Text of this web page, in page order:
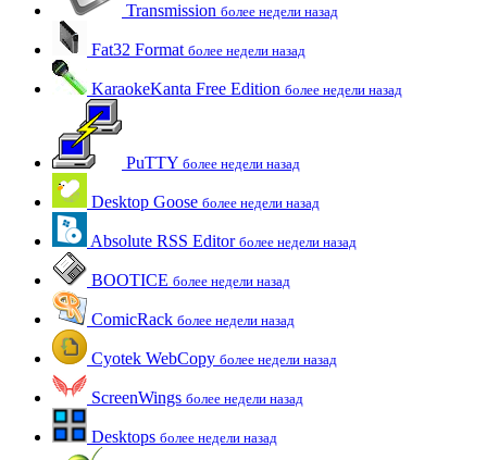
Transmission более недели назад
Fat32 Format более недели назад
KaraokeKanta Free Edition более недели назад
PuTTY более недели назад
Desktop Goose более недели назад
Absolute RSS Editor более недели назад
BOOTICE более недели назад
ComicRack более недели назад
Cyotek WebCopy более недели назад
ScreenWings более недели назад
Desktops более недели назад